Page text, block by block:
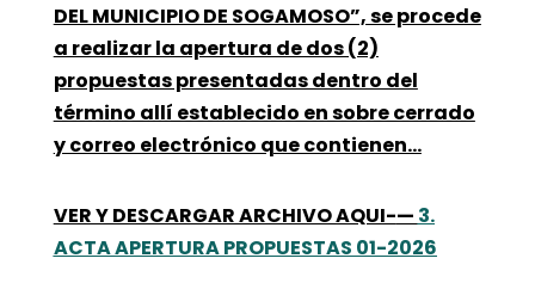
DEL MUNICIPIO DE SOGAMOSO”, se procede
a realizar la apertura de dos (2)
propuestas presentadas dentro del
término allí establecido en sobre cerrado
y correo electrónico que contienen…
VER Y DESCARGAR ARCHIVO AQUI-— 3.
ACTA APERTURA PROPUESTAS 01-2026